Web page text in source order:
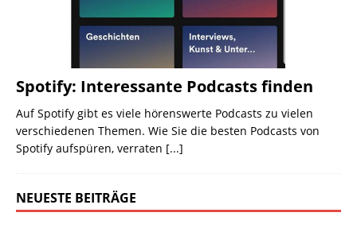
Spotify: Interessante Podcasts finden
Auf Spotify gibt es viele hörenswerte Podcasts zu vielen
verschiedenen Themen. Wie Sie die besten Podcasts von
Spotify aufspüren, verraten [...]
NEUESTE BEITRÄGE